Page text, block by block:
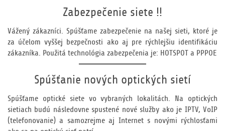
Zabezpečenie siete !!
Vážený zákazníci. Spúšťame zabezpečenie na našej sieti, ktoré je
za účelom vyššej bezpečnosti ako aj pre rýchlejšiu identifikáciu
zákazníka. Použitá technológia zabezpečenia je: HOTSPOT a PPPOE
Spúšťanie nových optických sietí
Spúšťame optické siete vo vybraných lokalitách. Na optických
sietiach budú následovne spustené nové služby ako je IPTV, VoIP
(telefonovanie) a samozrejme aj Internet s novými rýchlosťami